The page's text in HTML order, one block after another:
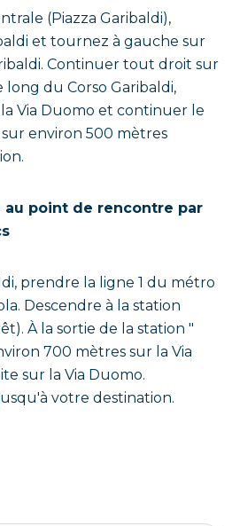
(Piazza Garibaldi),
et tournez à gauche sur
Continuer tout droit sur
du Corso Garibaldi,
Via Duomo et continuer le
environ 500 mètres
au point de rencontre par
prendre la ligne 1 du métro
Descendre à la station
À la sortie de la station "
700 mètres sur la Via
sur la Via Duomo.
votre destination.